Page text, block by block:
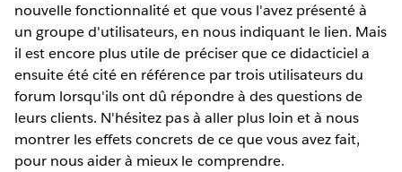
nouvelle fonctionnalité et que vous l'avez présenté à
un groupe d'utilisateurs, en nous indiquant le lien. Mais
il est encore plus utile de préciser que ce didacticiel a
ensuite été cité en référence par trois utilisateurs du
forum lorsqu'ils ont dû répondre à des questions de
leurs clients. N'hésitez pas à aller plus loin et à nous
montrer les effets concrets de ce que vous avez fait,
pour nous aider à mieux le comprendre.